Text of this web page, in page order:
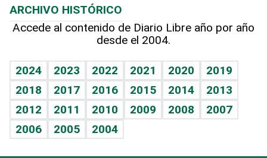
Hablando con el pediatra
Vida y familia
Eñe
Celebrando la vida
Sin complejos
Línea de hit
BRV
TBT Deportivo
Columnistas
Más firmas
Hecho en casa
Guía del dinero
Cumpleaños
Horóscopos
Juegos
ARCHIVO HISTÓRICO
Accede al contenido de Diario Libre año por año
desde el 2004.
2024 2023 2022 2021 2020
2019
2018
2017 2016 2015 2014
2013
2012
2011 2010 2009 2008
2007
2006
2005 2004